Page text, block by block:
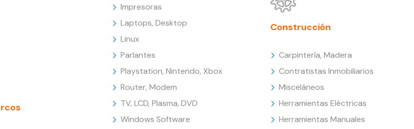
Impresoras
Laptops, Desktop
Linux
Parlantes
Playstation, Nintendo, Xbox
Router, Modem
TV, LCD, Plasma, DVD
Windows Software
Construcción
Carpintería, Madera
Contratistas Inmobiliarios
Misceláneos
Herramientas Eléctricas
Herramientas Manuales